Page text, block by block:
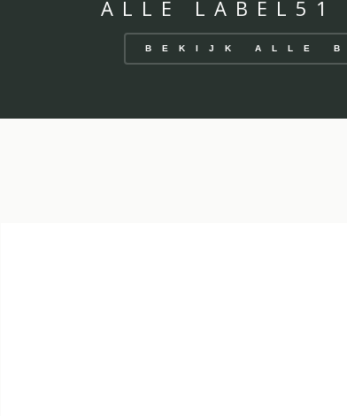
ALLE LABEL51
BEKIJK ALLE